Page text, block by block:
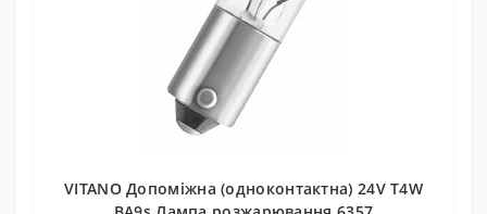
VITANO Допоміжна (одноконтактна) 24V T4W